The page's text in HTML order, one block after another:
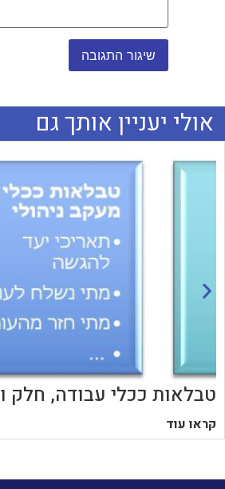
אולי יעניין אותך גם
טבלאות ככלי עבודה, חלק ו
קראו עוד